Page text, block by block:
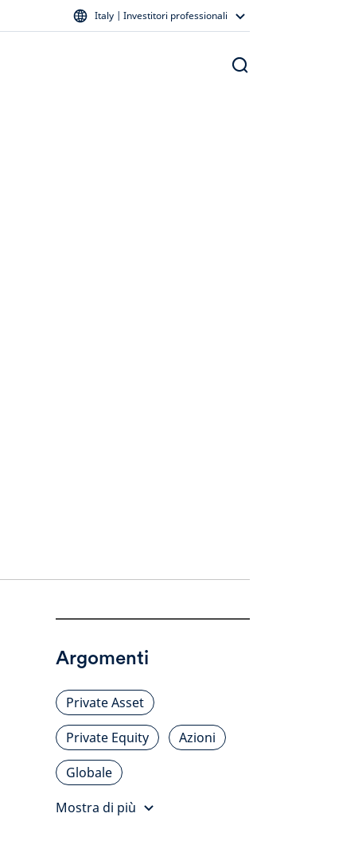
Italy | Investitori professionali
Argomenti
Private Asset
Private Equity
Azioni
Globale
Mostra di più